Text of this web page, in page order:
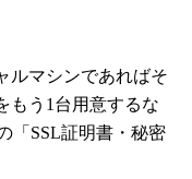
ルマシンであればそ
もう1台用意するな
「SSL証明書・秘密